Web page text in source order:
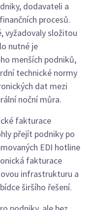
dodavateli a
procesů.
vyžadovaly složitou
nutné je
menších podniků,
technické normy
dat mezi
noční můra.
fakturace
přejít podniky po
EDI hotline
fakturace
infrastrukturu a
širšího řešení.